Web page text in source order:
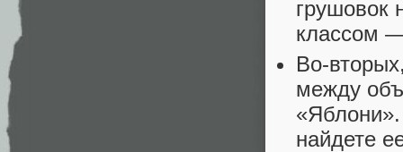
грушовок
классом
Во-
между
найдете